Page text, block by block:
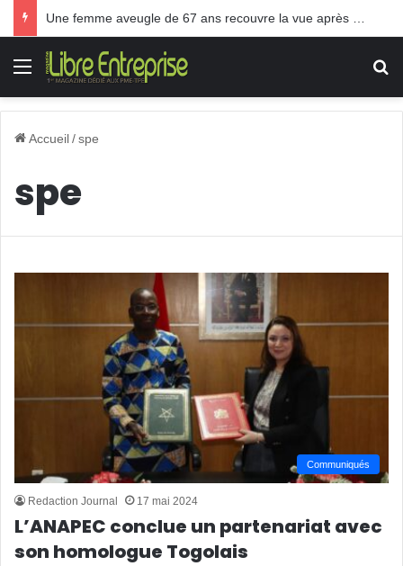
Menu
Accueil/spe
spe
Communiqués
Redaction Journal 17 mai 2024
L’ANAPEC conclue un partenariat avec
son homologue Togolais